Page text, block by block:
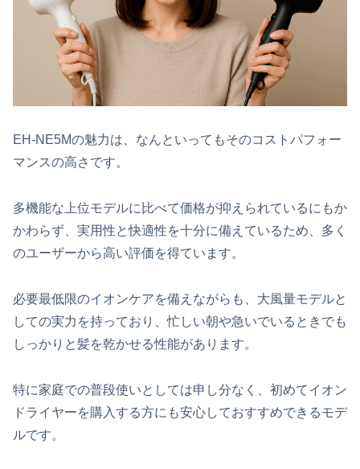
EH-NE5Mの魅力は、なんといってもそのコストパフォー
マンスの高さです。
多機能な上位モデルに比べて価格が抑えられているにもか
かわらず、実用性と快適性を十分に備えているため、多く
のユーザーから高い評価を得ています。
必要最低限のイオンケアを備えながらも、大風量モデルと
しての実力を持っており、忙しい朝や急いでいるときでも
しっかりと髪を乾かせる性能があります。
特に家庭での普段使いとしては申し分なく、初めてイオン
ドライヤーを購入する方にも安心しておすすめできるモデ
ルです。